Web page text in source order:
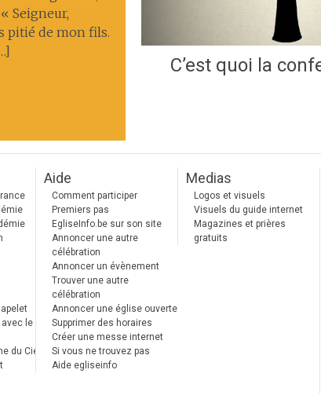
Seigneur,
pitié de mon fils.
C’est quoi la
avec le
du Ciel
Aide
Comment participer
Premiers pas
EgliseInfo.be sur son site
Annoncer une autre
célébration
Annoncer un évènement
Trouver une autre
célébration
Annoncer une église ouverte
Supprimer des horaires
Créer une messe internet
Si vous ne trouvez pas
Aide egliseinfo
Medias
Logos et visuels
Visuels du guide internet
Magazines et prières
gratuits